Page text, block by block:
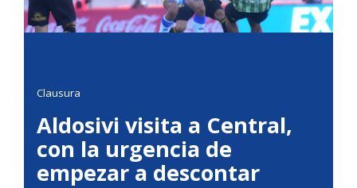
Clausura
Aldosivi visita a Central,
con la urgencia de
empezar a descontar